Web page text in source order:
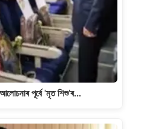
পূৰ্বে 'মৃত শিশু’ৰ…